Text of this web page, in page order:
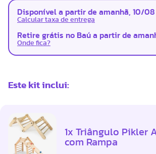
Disponível a partir de amanhã, 10/08
Calcular taxa de entrega
Retire grátis no Baú a partir de
Onde fica?
Este kit inclui:
1x Triângulo Pikler
com Rampa